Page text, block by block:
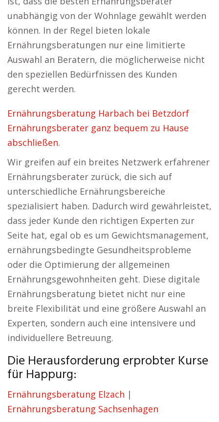
unabhängig von der Wohnlage gewählt werden
können. In der Regel bieten lokale
Ernährungsberatungen nur eine limitierte
Auswahl an Beratern, die möglicherweise nicht
den speziellen Bedürfnissen des Kunden
gerecht werden.
Ernährungsberatung Harbach bei Betzdorf
Ernährungsberater ganz bequem zu Hause
abschließen.
Wir greifen auf ein breites Netzwerk erfahrener
Ernährungsberater zurück, die sich auf
unterschiedliche Ernährungsbereiche
spezialisiert haben. Dadurch wird gewährleistet,
dass jeder Kunde den richtigen Experten zur
Seite hat, egal ob es um Gewichtsmanagement,
ernährungsbedingte Gesundheitsprobleme
oder die Optimierung der allgemeinen
Ernährungsgewohnheiten geht. Diese digitale
Ernährungsberatung bietet nicht nur eine
breite Flexibilität und eine größere Auswahl an
Experten, sondern auch eine intensivere und
individuellere Betreuung.
Die Herausforderung erprobter Kurse
für Happurg:
Ernährungsberatung Elzach |
Ernährungsberatung Sachsenhagen